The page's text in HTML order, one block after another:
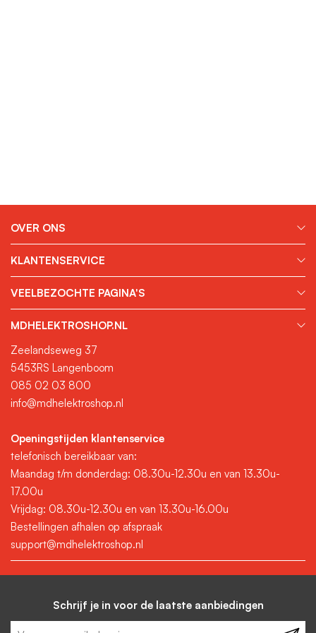
OVER ONS
KLANTENSERVICE
VEELBEZOCHTE PAGINA'S
MDHELEKTROSHOP.NL
Zeelandseweg 37
5453RS Langenboom
085 02 03 800
info@mdhelektroshop.nl
Openingstijden klantenservice
telefonisch bereikbaar van:
Maandag t/m donderdag: 08.30u-12.30u en van 13.30u-
17.00u
Vrijdag: 08.30u-12.30u en van 13.30u-16.00u
Bestellingen afhalen op afspraak
support@mdhelektroshop.nl
Schrijf je in voor de laatste aanbiedingen